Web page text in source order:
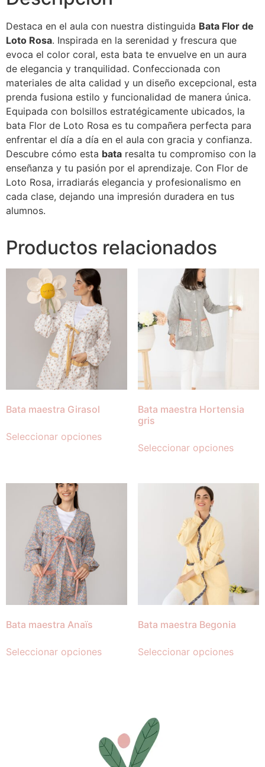
Destaca en el aula con nuestra distinguida Bata Flor de
Loto Rosa. Inspirada en la serenidad y frescura que
evoca el color coral, esta bata te envuelve en un aura
de elegancia y tranquilidad. Confeccionada con
materiales de alta calidad y un diseño excepcional, esta
prenda fusiona estilo y funcionalidad de manera única.
Equipada con bolsillos estratégicamente ubicados, la
bata Flor de Loto Rosa es tu compañera perfecta para
enfrentar el día a día en el aula con gracia y confianza.
Descubre cómo esta bata resalta tu compromiso con la
enseñanza y tu pasión por el aprendizaje. Con Flor de
Loto Rosa, irradiarás elegancia y profesionalismo en
cada clase, dejando una impresión duradera en tus
alumnos.
Productos relacionados
Bata maestra Girasol
Seleccionar opciones
Bata maestra Hortensia
gris
Seleccionar opciones
Bata maestra Anaïs
Seleccionar opciones
Bata maestra Begonia
Seleccionar opciones